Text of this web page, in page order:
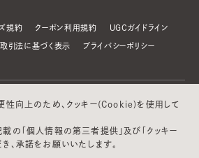
規約 クーポン利用規約 UGCガイドライン
引法に基づく表示 プライバシーポリシー
性向上のため、クッキー(Cookie)を使用して
載の「個人情報の第三者提供」及び「クッキー
、承諾をお願いいたします。